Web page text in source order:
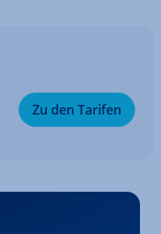
Zu den Tarifen